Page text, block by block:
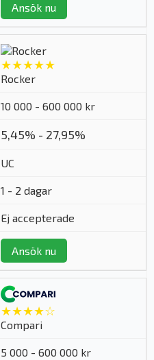
Ansök nu
★★★★★
Rocker
10 000 - 600 000 kr
5,45% - 27,95%
UC
1 - 2 dagar
Ej accepterade
Ansök nu
★★★★☆
Compari
5 000 - 600 000 kr